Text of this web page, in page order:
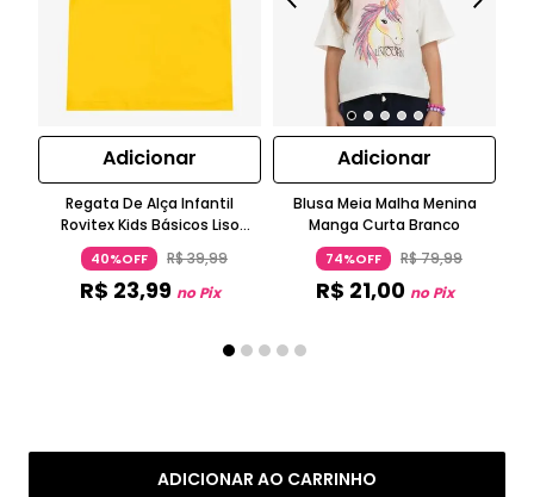
ADICIONAR AO CARRINHO
Adicionar
Regata De Alça Infantil
Rovitex Kids Básicos Liso
Amarelo
40%OFF R$39,99
R$ 23,99 no Pix
Adicionar
Blusa Meia Malha Menina
Manga Curta Branco
74%OFF R$79,99
R$ 21,00 no Pix